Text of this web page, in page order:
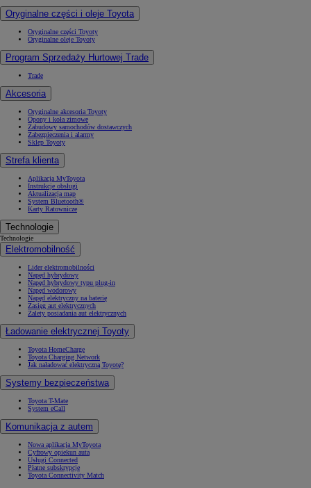
Oryginalne części i oleje Toyota
Oryginalne części Toyoty
Oryginalne oleje Toyoty
Program Sprzedaży Hurtowej Trade
Trade
Akcesoria
Oryginalne akcesoria Toyoty
Opony i koła zimowe
Zabudowy samochodów dostawczych
Zabezpieczenia i alarmy
Sklep Toyoty
Strefa klienta
Aplikacja MyToyota
Instrukcje obsługi
Aktualizacja map
System Bluetooth®
Karty Ratownicze
Technologie
Technologie
Elektromobilność
Lider elektromobilności
Napęd hybrydowy
Napęd hybrydowy typu plug-in
Napęd wodorowy
Napęd elektryczny na baterię
Zasięg aut elektrycznych
Zalety posiadania aut elektrycznych
Ładowanie elektrycznej Toyoty
Toyota HomeCharge
Toyota Charging Network
Jak naładować elektryczną Toyotę?
Systemy bezpieczeństwa
Toyota T-Mate
System eCall
Komunikacja z autem
Nowa aplikacja MyToyota
Cyfrowy opiekun auta
Usługi Connected
Płatne subskrypcje
Toyota Connectivity Match